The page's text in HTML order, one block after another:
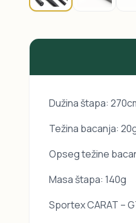
Dužina štapa:
Težina bacanja:
Opseg težine
Masa štapa: 140g
Sportex CARAT –